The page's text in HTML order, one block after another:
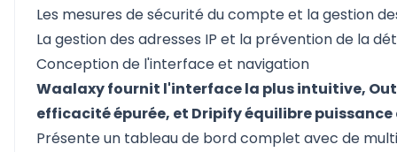
Les mesures de sécurité du compte et la gestion
La gestion des adresses IP et la prévention de la
Conception de l'interface et navigation
Waalaxy fournit l'interface la plus intuitive,
efficacité épurée, et Dripify équilibre
Présente un tableau de bord complet avec de